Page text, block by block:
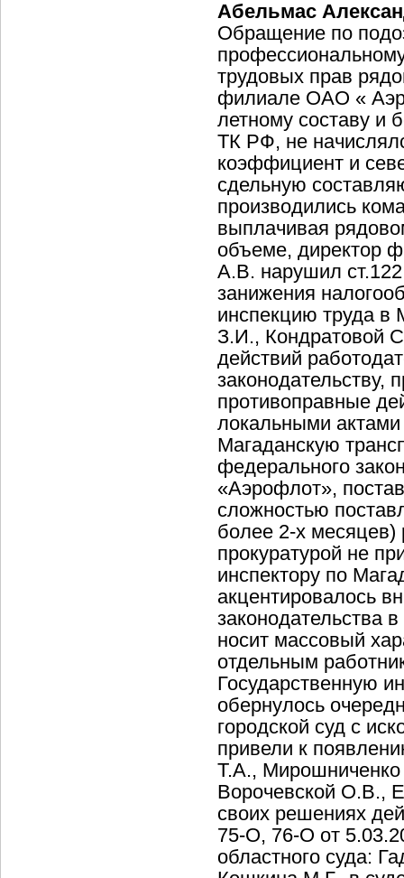
Абельмас
Обращение по
трудовых прав
филиале ОАО «
летному составу и
ТК РФ, не
коэффициент и
сдельную
производились
выплачивая
объеме, директор
А.В. нарушил
занижения
инспекцию труда в
З.И., Кондратовой
действий
законодательству,
противоправные
локальными
Магаданскую
федерального
«Аэрофлот»,
сложностью
более 2-х месяцев)
прокуратурой не
инспектору по
акцентировалось
законодательства
носит массовый
отдельным
Государственную
обернулось
городской суд с
привели к
Т.А.,
Ворочевской О.В.,
своих решениях
75-О, 76-О от
областного суда: